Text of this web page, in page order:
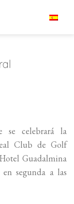
se celebrará la
Club de Golf
Guadalmina
segunda a las